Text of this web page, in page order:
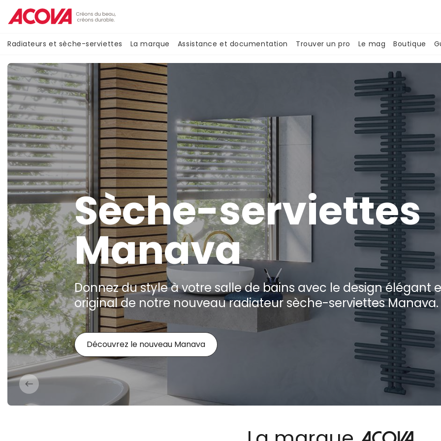
contenu
principale
Radiateurs et sèche-serviettes La marque Assistance et documentation Trouver un pro Le mag Boutique
Sèche-serviettes
Manava
Donnez du style à votre salle de bains avec le design élégant
original de notre nouveau radiateur sèche-serviettes Manava.
Découvrez le nouveau Manava